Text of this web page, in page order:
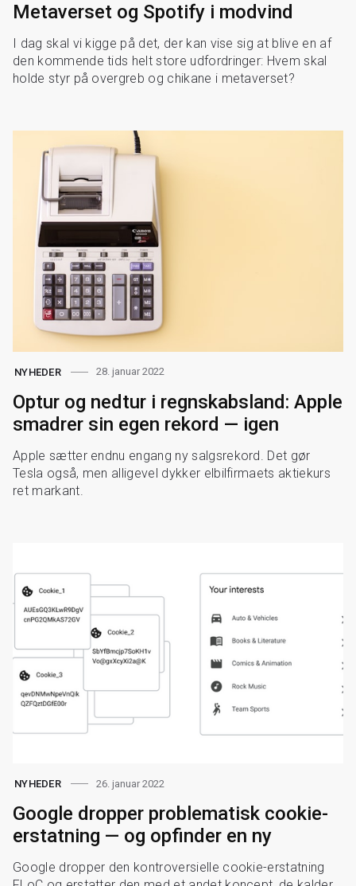
Metaverset og Spotify i modvind
I dag skal vi kigge på det, der kan vise sig at blive en af
den kommende tids helt store udfordringer: Hvem skal
holde styr på overgreb og chikane i metaverset?
NYHEDER 28. januar 2022
Optur og nedtur i regnskabsland: Apple
smadrer sin egen rekord — igen
Apple sætter endnu engang ny salgsrekord. Det gør
Tesla også, men alligevel dykker elbilfirmaets aktiekurs
ret markant.
NYHEDER 26. januar 2022
Google dropper problematisk cookie-
erstatning — og opfinder en ny
Google dropper den kontroversielle cookie-erstatning